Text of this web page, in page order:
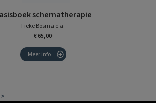
schematherapie
Fieke Bosma e.a.
€ 65,00
Meer info